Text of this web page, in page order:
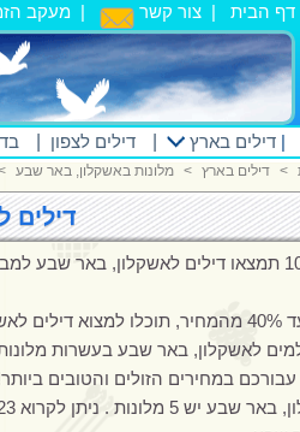
מעקב | צור קשר | דף הבית
דילים לצפון דילים בארץ |
מלונות באשקלון, באר שבע < דילים בארץ <
דילים
באתר מלון 10 תמצאו דילים לאשקלון,
לעכשיו.
לאשקלון, באר שבע בעשרות
במחירים הזולים והטובים